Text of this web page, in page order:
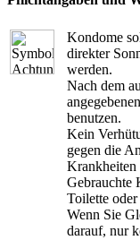
Kondome
direkter
werden.
Nach dem
benutzen.
Kein
gegen die
Krankheiten
Gebrauchte
Toilette
Wenn Sie
darauf, nur